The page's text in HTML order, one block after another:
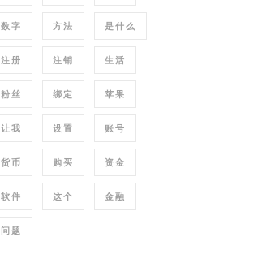
数字 方法 是什么
注册 注销 生活
粉丝 绑定 苹果
让我 设置 账号
货币 购买 资金
软件 这个 金融
问题